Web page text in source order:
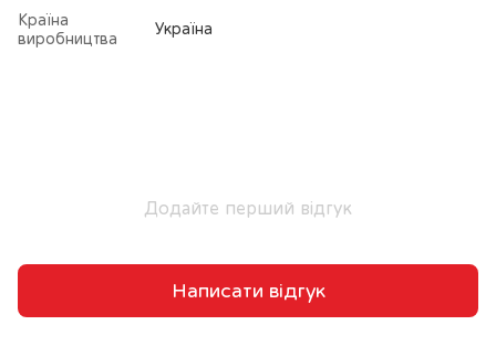
Країна
виробництва
Україна
Додайте перший відгук
Написати відгук